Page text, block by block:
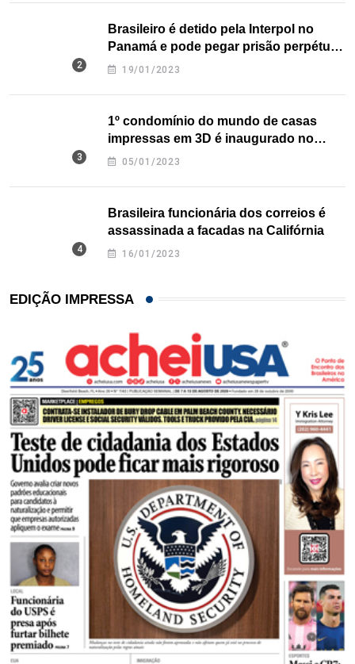
Brasileiro é detido pela Interpol no
Panamá e pode pegar prisão perpétua
nos EUA
19/01/2023
1º condomínio do mundo de casas
impressas em 3D é inaugurado no
Texas
05/01/2023
Brasileira funcionária dos correios é
assassinada a facadas na Califórnia
16/01/2023
EDIÇÃO IMPRESSA